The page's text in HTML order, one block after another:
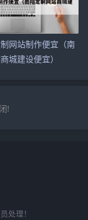
网站制作便宜（南
城建设便宜）
!
处理！